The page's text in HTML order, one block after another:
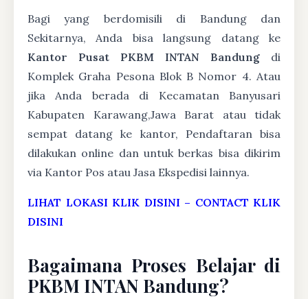
Bagi yang berdomisili di Bandung dan
Sekitarnya, Anda bisa langsung datang ke
Kantor Pusat PKBM INTAN Bandung di
Komplek Graha Pesona Blok B Nomor 4. Atau
jika Anda berada di Kecamatan Banyusari
Kabupaten Karawang,Jawa Barat atau tidak
sempat datang ke kantor, Pendaftaran bisa
dilakukan online dan untuk berkas bisa dikirim
via Kantor Pos atau Jasa Ekspedisi lainnya.
LIHAT LOKASI KLIK DISINI – CONTACT KLIK
DISINI
Bagaimana Proses Belajar di
PKBM INTAN Bandung?